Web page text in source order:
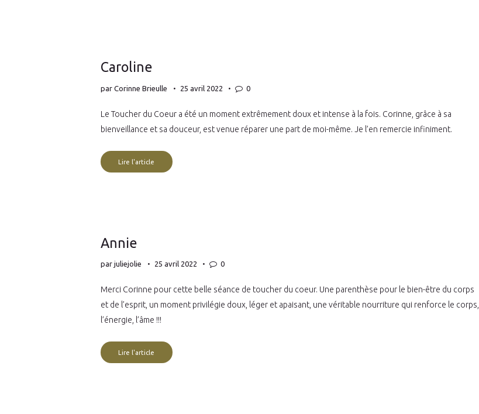
Caroline
par Corinne Brieulle 25 avril 2022 0
Le Toucher du Coeur a été un moment extrêmement doux et intense à la fois. Corinne, grâce à sa
bienveillance et sa douceur, est venue réparer une part de moi-même. Je l’en remercie infiniment.
Lire l'article
Annie
par juliejolie 25 avril 2022 0
Merci Corinne pour cette belle séance de toucher du coeur. Une parenthèse pour le bien-être du corps
et de l’esprit, un moment privilégie doux, léger et apaisant, une véritable nourriture qui renforce le corps,
l’énergie, l’âme !!!
Lire l'article